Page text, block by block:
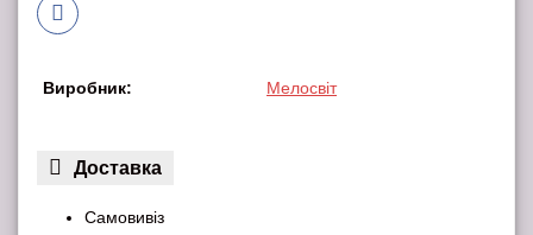
Виробник: Мелосвіт
Доставка
Самовивіз